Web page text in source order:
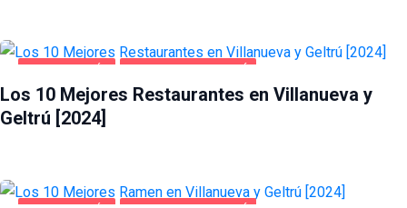
Los 10 Mejores Restaurantes en Villanueva y
Geltrú [2024]